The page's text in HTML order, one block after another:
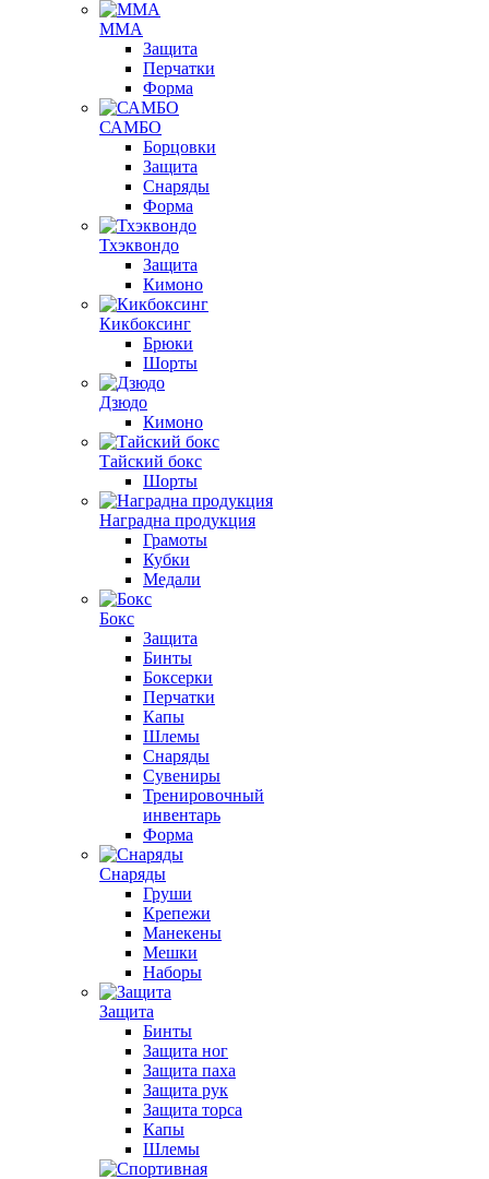
ММА
Защита
Перчатки
Форма
САМБО
Борцовки
Защита
Снаряды
Форма
Тхэквондо
Защита
Кимоно
Кикбоксинг
Брюки
Шорты
Дзюдо
Кимоно
Тайский бокс
Шорты
Наградна продукция
Грамоты
Кубки
Медали
Бокс
Защита
Бинты
Боксерки
Перчатки
Капы
Шлемы
Снаряды
Сувениры
Тренировочный
инвентарь
Форма
Снаряды
Груши
Крепежи
Манекены
Мешки
Наборы
Защита
Бинты
Защита ног
Защита паха
Защита рук
Защита торса
Капы
Шлемы